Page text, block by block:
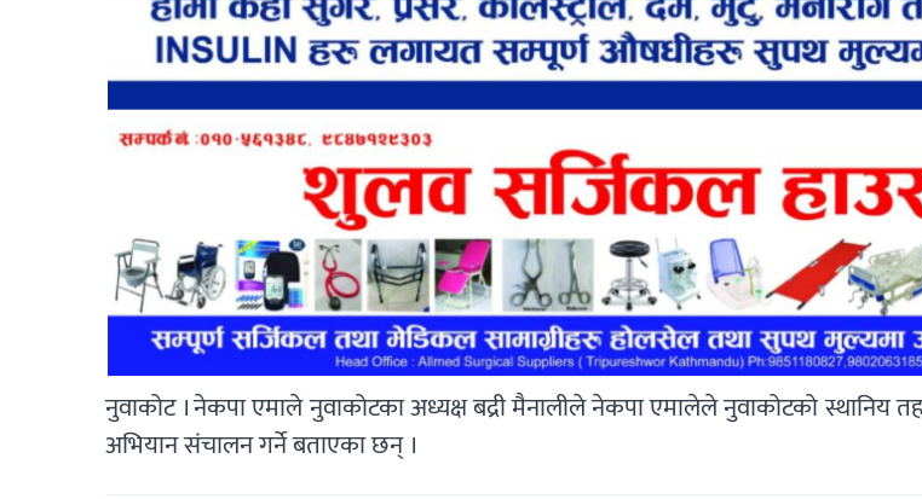
नुवाकोट । नेकपा एमाले नुवाकोटका अध्यक्ष बद्री मैनालीले नेकपा एमालेले नुवाकोटको स्थानिय
अभियान संचालन गर्ने बताएका छन् ।